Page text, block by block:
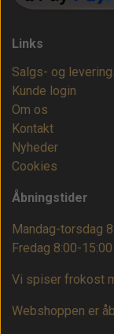
Links
Salgs- og
Kunde login
Om os
Kontakt
Nyheder
Cookies
Åbningstider
Mandag-torsdag
Fredag 8:00-15:00
Vi spiser frokost
Webshoppen er